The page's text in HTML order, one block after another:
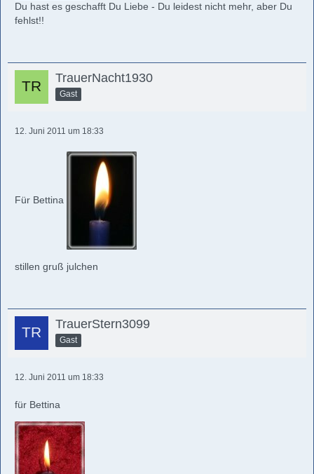
Du hast es geschafft Du Liebe - Du leidest nicht mehr, aber Du
fehlst!!
TrauerNacht1930
Gast
12. Juni 2011 um 18:33
Für Bettina
stillen gruß julchen
TrauerStern3099
Gast
12. Juni 2011 um 18:33
für Bettina